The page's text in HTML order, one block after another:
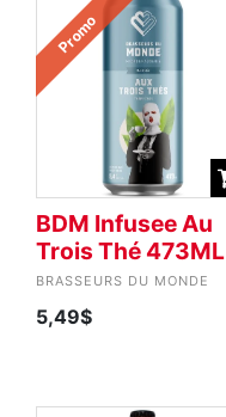
Promo
BDM Infusee Au
Trois Thé 473ML
BRASSEURS DU MONDE
5,49$